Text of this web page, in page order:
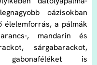
oázisokban
élelemforrás, a pálmák
, mandarin és
sárgabarackot,
gabonaféléket is